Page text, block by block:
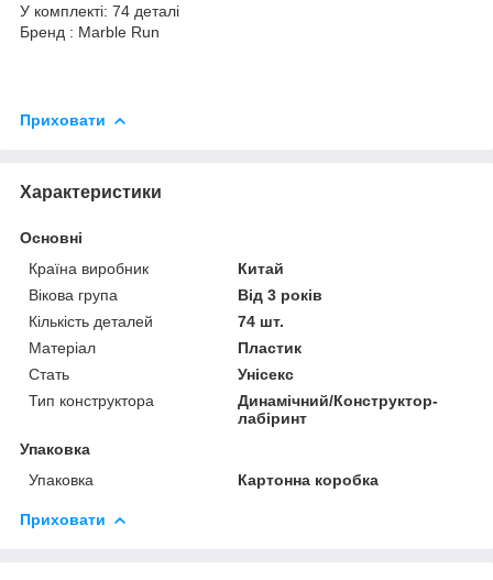
У комплекті: 74 деталі
Бренд : Marble Run
Приховати
Характеристики
Основні
Країна виробник
Китай
Вікова група
Від 3 років
Кількість деталей
74 шт.
Матеріал
Пластик
Стать
Унісекс
Тип конструктора
Динамічний/Конструктор-
лабіринт
Упаковка
Упаковка
Картонна коробка
Приховати